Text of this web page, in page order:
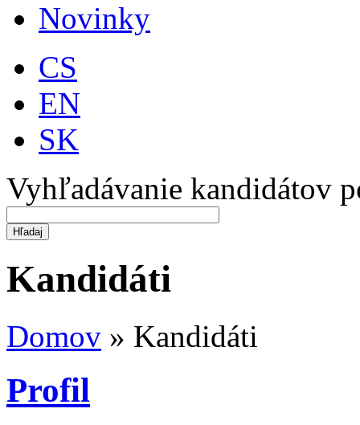
Novinky
CS
EN
SK
Vyhľadávanie kandidátov
Kandidáti
Domov » Kandidáti
Profil